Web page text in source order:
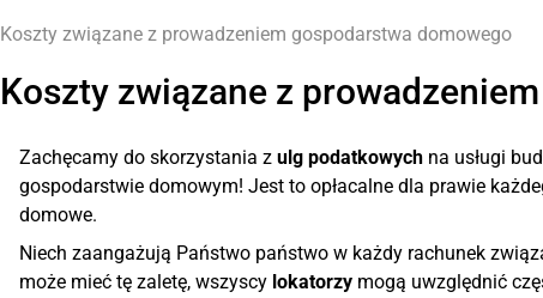
Koszty związane z prowadzeniem gospodarstwa domowego
Koszty związane z
Zachęcamy do skorzystania z ulg podatkowych na usługi
gospodarstwie domowym! Jest to opłacalne dla prawie
domowe.
Niech zaangażują Państwo państwo w każdy rachunek
może mieć tę zaletę, wszyscy lokatorzy mogą uwzględnić